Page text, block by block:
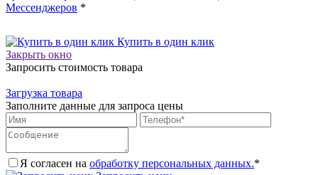
Мессенджеров *
Купить в один клик
Закрыть окно
Запросить стоимость товара
Загрузка товара
Заполните данные для запроса цены
Я согласен на обработку персональных данных.*